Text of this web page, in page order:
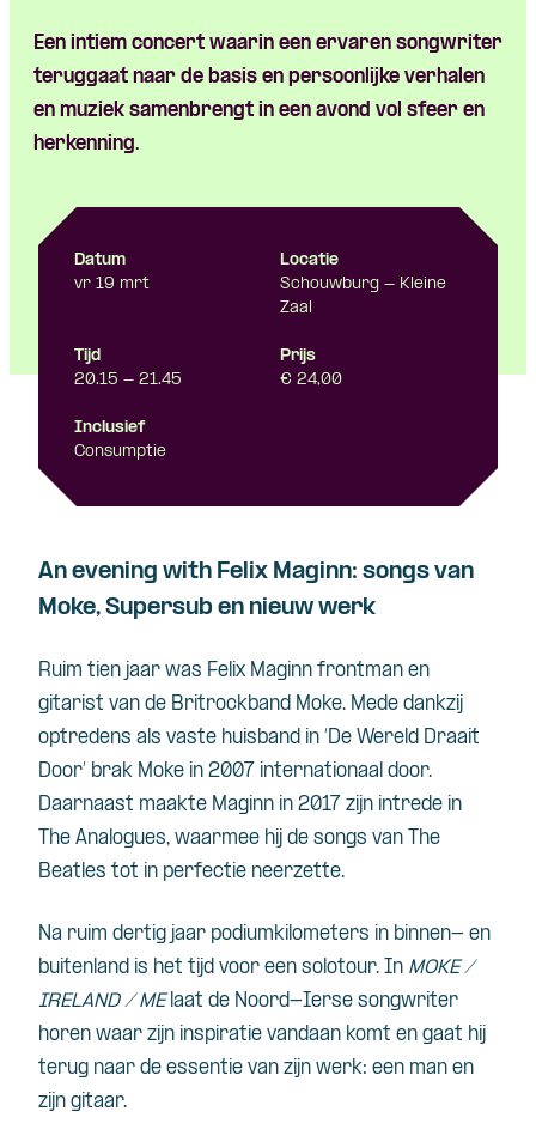
Een intiem concert waarin een ervaren songwriter
teruggaat naar de basis en persoonlijke verhalen
en muziek samenbrengt in een avond vol sfeer en
herkenning.
Datum
vr 19 mrt
Locatie
Schouwburg - Kleine
Zaal
Tijd
20.15 - 21.45
Prijs
€ 24,00
Inclusief
Consumptie
An evening with Felix Maginn: songs van
Moke, Supersub en nieuw werk
Ruim tien jaar was Felix Maginn frontman en
gitarist van de Britrockband Moke. Mede dankzij
optredens als vaste huisband in ‘De Wereld Draait
Door’ brak Moke in 2007 internationaal door.
Daarnaast maakte Maginn in 2017 zijn intrede in
The Analogues, waarmee hij de songs van The
Beatles tot in perfectie neerzette.
Na ruim dertig jaar podiumkilometers in binnen- en
buitenland is het tijd voor een solotour. In MOKE /
IRELAND / MElaat de Noord-Ierse songwriter
horen waar zijn inspiratie vandaan komt en gaat hij
terug naar de essentie van zijn werk: een man en
zijn gitaar.